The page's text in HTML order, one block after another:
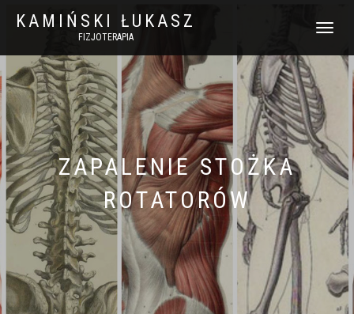
KAMIŃSKI ŁUKASZ
FIZJOTERAPIA
WŁĄCZ
ZAPALENIE STOŻKA
ROTATORÓW